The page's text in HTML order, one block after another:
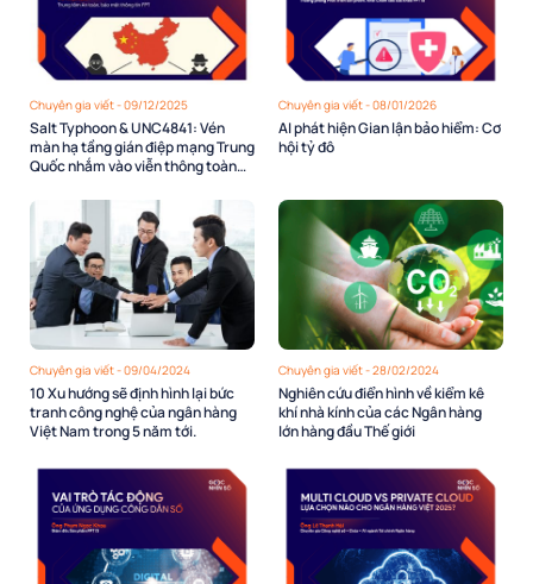
Chuyên gia viết - 09/12/2025
Salt Typhoon & UNC4841: Vén
màn hạ tầng gián điệp mạng Trung
Quốc nhắm vào viễn thông toàn
Chuyên gia viết - 08/01/2026
AI phát hiện Gian lận bảo hiểm: Cơ
hội tỷ đô
Chuyên gia viết - 09/04/2024
10 Xu hướng sẽ định hình lại bức
tranh công nghệ của ngân hàng
Việt Nam trong 5 năm tới.
Chuyên gia viết - 28/02/2024
Nghiên cứu điển hình về kiểm kê
khí nhà kính của các Ngân hàng
lớn hàng đầu Thế giới